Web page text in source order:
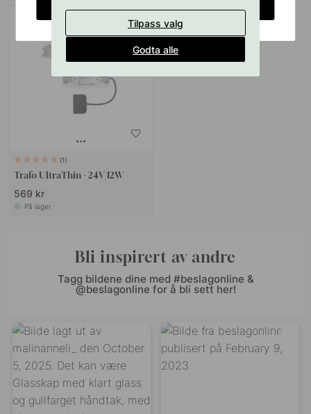
1
Trafo UltraThin - 24V/12W
569 kr
På lager
Bli inspirert av andre
Tagg bildene dine med #beslagonline &
@beslagonline for å bli sett her!
Tilpass valg
Godta alle